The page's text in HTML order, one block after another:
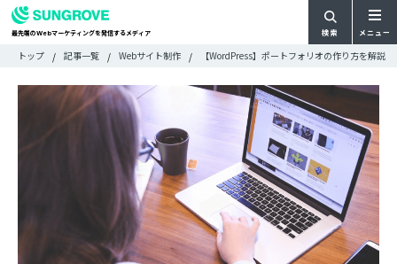
最先端のWebマーケティングを発信するメディア 検索 メニュー
ニ
すべての記事
CATEGORY
カテゴリで探す
TAG
FEATURE
MOVIE
検
検
トップ 記事一覧 Webサイト制作 【WordPress】ポートフォリオの作り方を解説